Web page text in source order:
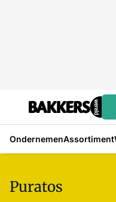
OndernemenAssortiment
Puratos